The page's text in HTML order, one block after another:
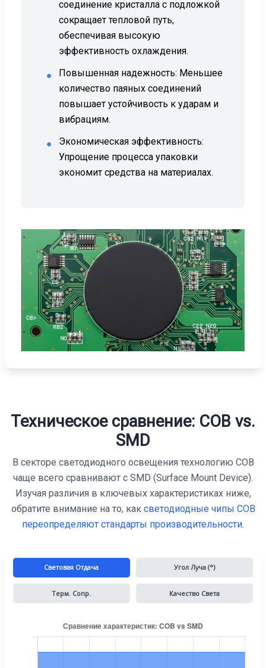
соединение кристалла с подложкой
сокращает тепловой путь,
обеспечивая высокую
эффективность охлаждения.
● Повышенная надежность: Меньшее
количество паяных соединений
повышает устойчивость к ударам и
вибрациям.
●
Экономическая эффективность:
Упрощение процесса упаковки
экономит средства на материалах.
Техническое сравнение: COB vs.
SMD
В секторе светодиодного освещения технологию COB
чаще всего сравнивают с SMD (Surface Mount Device).
Изучая различия в ключевых характеристиках ниже,
обратите внимание на то, как светодиодные чипы COB
переопределяют стандарты производительности.
Световая Отдача Угол Луча (°)
Терм. Сопр. Качество Света